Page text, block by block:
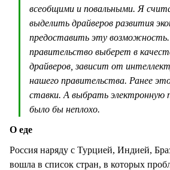
всеобщими и повальными. Я
выделить драйверов развития
предоставить эту
правительство выберет в
драйверов, зависит от
нашего правительства. Ранее
ставки. А выбрать электронную
было бы неплохо.
О еде
Россия наряду с Турцией, Индией,
вошла в список стран, в которых